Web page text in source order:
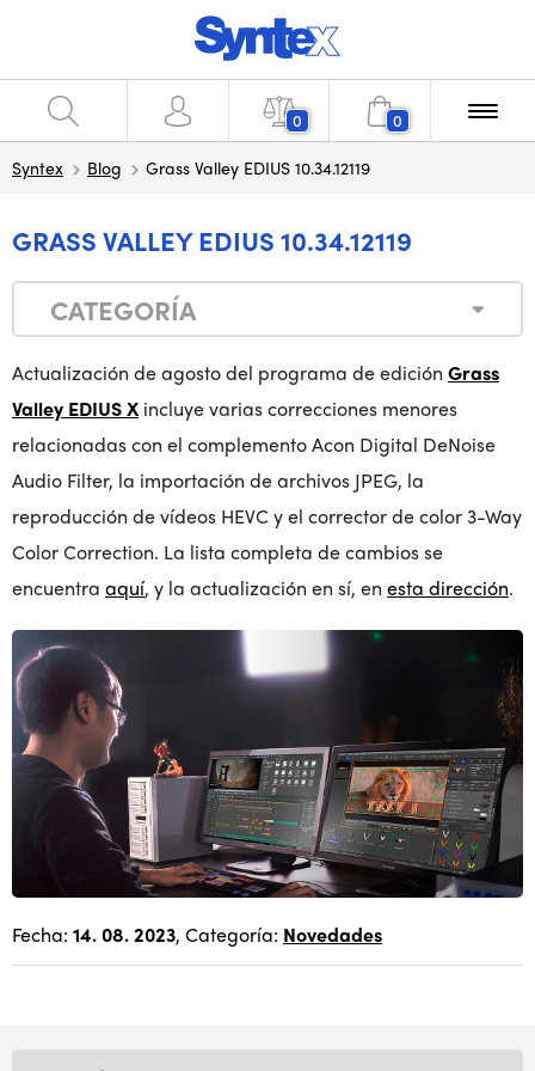
0 0
Syntex Blog Grass Valley EDIUS 10.34.12119
GRASS VALLEY EDIUS 10.34.12119
CATEGORÍA
Actualización de agosto del programa de edición Grass
Valley EDIUS Xincluye varias correcciones menores
relacionadas con el complemento Acon Digital DeNoise
Audio Filter, la importación de archivos JPEG, la
reproducción de vídeos HEVC y el corrector de color 3-Way
Color Correction. La lista completa de cambios se
encuentra aquí, y la actualización en sí, en esta dirección.
Fecha: 14. 08. 2023, Categoría: Novedades